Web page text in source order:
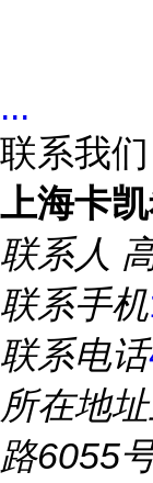
...
联系我们
上海卡
联系人
联系手机
联系电话
所在地址
路6055